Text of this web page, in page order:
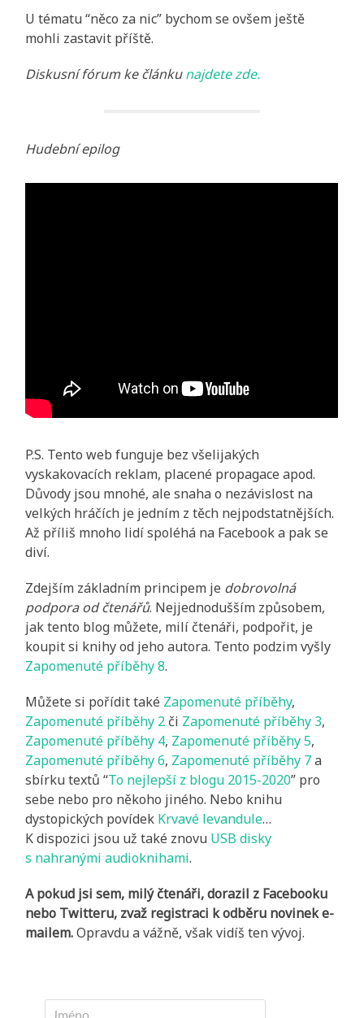
U tématu “něco za nic” bychom se ovšem ještě
mohli zastavit příště.
Diskusní fórum ke článkunajdete zde.
Hudební epilog
P.S. Tento web funguje bez všelijakých
vyskakovacích reklam, placené propagace apod.
Důvody jsou mnohé, ale snaha o nezávislost na
velkých hráčích je jedním z těch nejpodstatnějších.
Až příliš mnoho lidí spoléhá na Facebook a pak se
diví.
Zdejším základním principem je dobrovolná
podpora od čtenářů. Nejjednodušším způsobem,
jak tento blog můžete, milí čtenáři, podpořit, je
koupit si knihy od jeho autora. Tento podzim vyšly
Zapomenuté příběhy 8.
Můžete si pořídit také Zapomenuté příběhy,
Zapomenuté příběhy 2 či Zapomenuté příběhy 3,
Zapomenuté příběhy 4, Zapomenuté příběhy 5,
Zapomenuté příběhy 6, Zapomenuté příběhy 7a
sbírku textů “To nejlepší z blogu 2015-2020” pro
sebe nebo pro někoho jiného. Nebo knihu
dystopických povídek Krvavé levandule…
K dispozici jsou už také znovu USB disky
s nahranými audioknihami.
A pokud jsi sem, milý čtenáři, dorazil z Facebooku
nebo Twitteru, zvaž registraci k odběru novinek e-
mailem.Opravdu a vážně, však vidíš ten vývoj.